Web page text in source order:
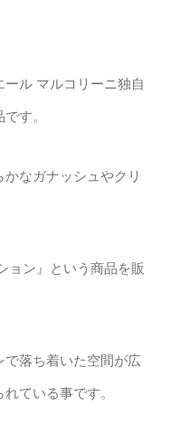
ル マルコリーニ独自
す。
なガナッシュやクリ
ョン』という商品を販
で落ち着いた空間が広
ている事です。